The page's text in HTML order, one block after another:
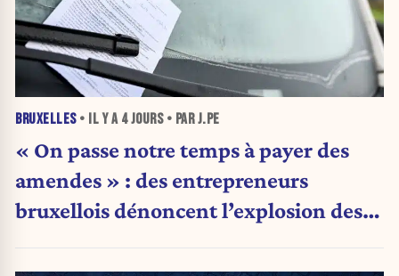
BRUXELLES• IL Y A 4 JOURS• PAR J.PE
« On passe notre temps à payer des
amendes » : des entrepreneurs
bruxellois dénoncent l’explosion des